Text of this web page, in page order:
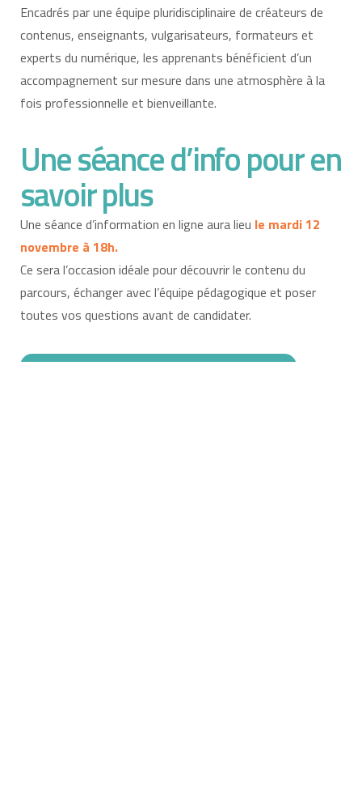
Encadrés par une équipe pluridisciplinaire de créateurs de
contenus, enseignants, vulgarisateurs, formateurs et
experts du numérique, les apprenants bénéficient d’un
accompagnement sur mesure dans une atmosphère à la
fois professionnelle et bienveillante.
Une séance d’info pour en
savoir plus
Une séance d’information en ligne aura lieu le mardi 12
novembre à 18h.
Ce sera l’occasion idéale pour découvrir le contenu du
parcours, échanger avec l’équipe pédagogique et poser
toutes vos questions avant de candidater.